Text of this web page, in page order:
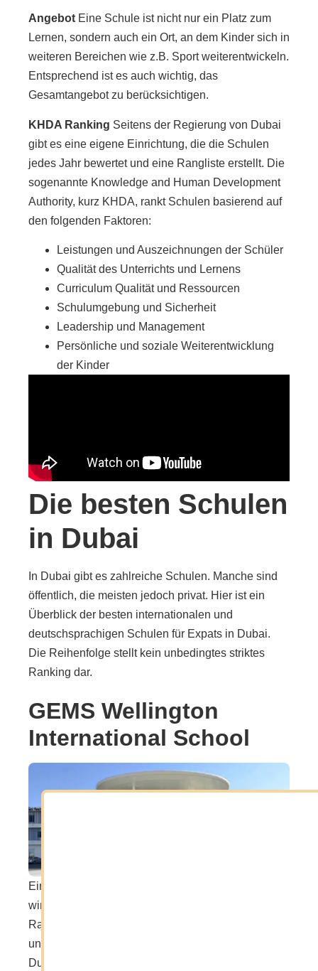
Angebot Eine Schule ist nicht nur ein Platz zum
Lernen, sondern auch ein Ort, an dem Kinder sich in
weiteren Bereichen wie z.B. Sport weiterentwickeln.
Entsprechend ist es auch wichtig, das
Gesamtangebot zu berücksichtigen.
KHDA Ranking Seitens der Regierung von Dubai
gibt es eine eigene Einrichtung, die die Schulen
jedes Jahr bewertet und eine Rangliste erstellt. Die
sogenannte Knowledge and Human Development
Authority, kurz KHDA, rankt Schulen basierend auf
den folgenden Faktoren:
Leistungen und Auszeichnungen der Schüler
Qualität des Unterrichts und Lernens
Curriculum Qualität und Ressourcen
Schulumgebung und Sicherheit
Leadership und Management
Persönliche und soziale Weiterentwicklung
der Kinder
Die besten Schulen
in Dubai
In Dubai gibt es zahlreiche Schulen. Manche sind
öffentlich, die meisten jedoch privat. Hier ist ein
Überblick der besten internationalen und
deutschsprachigen Schulen für Expats in Dubai.
Die Reihenfolge stellt kein unbedingtes striktes
Ranking dar.
GEMS Wellington
International School
Eine der Schulen, die mitunter sehr oft genannt
wird, ist die GEMS Wellington School. Im KHDA
Ranking wird sie aktuell mit Outstanding bewertet
und gehört zu den angesehensten Schulen in
Dubai. GEMS bietet ein britisches Schulprogramm